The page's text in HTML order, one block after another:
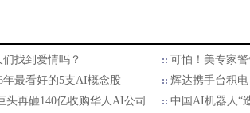
找到爱情吗？
可怕！美专家
年最看好的5支AI概念股
辉达携手台积
头再砸140亿收购华人AI公司
中国AI机器人“